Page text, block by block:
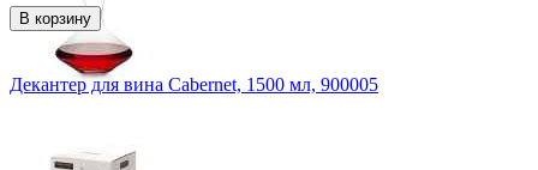
В корзину
Декантер для вина Cabernet, 1500 мл, 900005